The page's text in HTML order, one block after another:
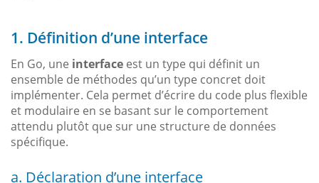
1. Définition d’une interface
En Go, une interface est un type qui définit un
ensemble de méthodes qu’un type concret doit
implémenter. Cela permet d’écrire du code plus flexible
et modulaire en se basant sur le comportement
attendu plutôt que sur une structure de données
spécifique.
a. Déclaration d’une interface